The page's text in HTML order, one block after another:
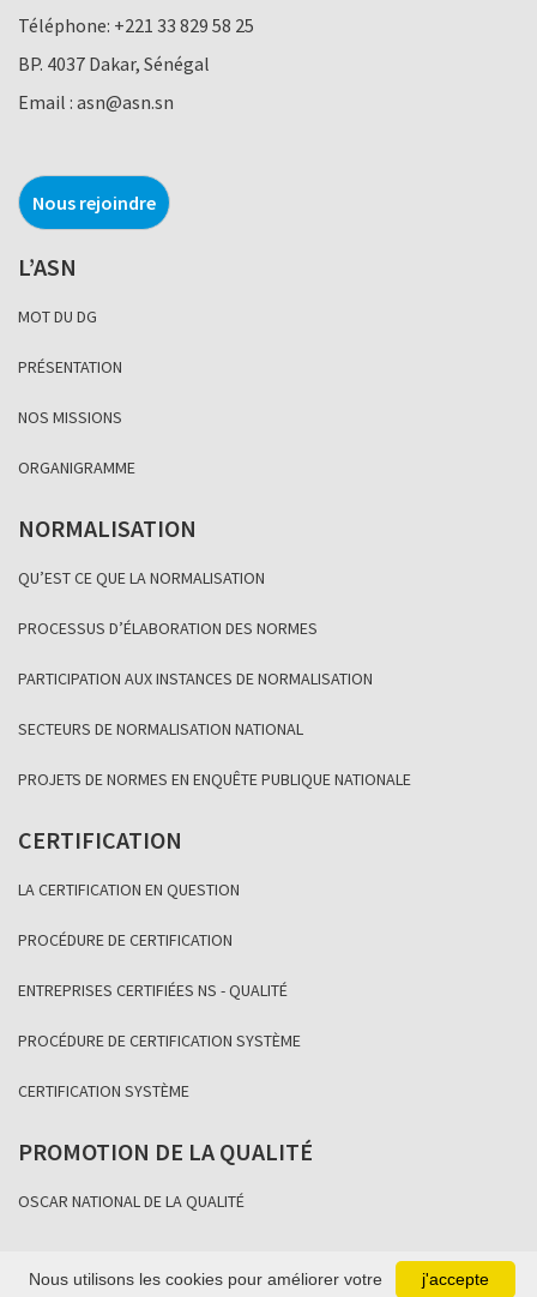
Téléphone: +221 33 829 58 25
BP. 4037 Dakar, Sénégal
Email : asn@asn.sn
Nous rejoindre
L’ASN
MOT DU DG
PRÉSENTATION
NOS MISSIONS
ORGANIGRAMME
NORMALISATION
QU’EST CE QUE LA NORMALISATION
PROCESSUS D’ÉLABORATION DES NORMES
PARTICIPATION AUX INSTANCES DE NORMALISATION
SECTEURS DE NORMALISATION NATIONAL
PROJETS DE NORMES EN ENQUÊTE PUBLIQUE NATIONALE
CERTIFICATION
LA CERTIFICATION EN QUESTION
PROCÉDURE DE CERTIFICATION
ENTREPRISES CERTIFIÉES NS - QUALITÉ
PROCÉDURE DE CERTIFICATION SYSTÈME
CERTIFICATION SYSTÈME
PROMOTION DE LA QUALITÉ
OSCAR NATIONAL DE LA QUALITÉ
Copyright Association Sénégalaise de Normalisation 2021
j'accepte
Nous utilisons les cookies pour améliorer votre